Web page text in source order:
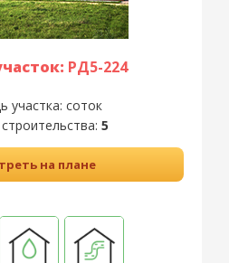
РД5-224
участка: соток
5
на плане